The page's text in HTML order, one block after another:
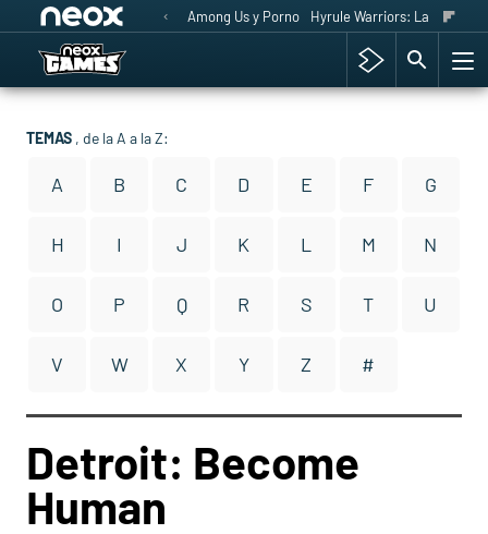
Among Us y Porno Hyrule Warriors: La Era del
TEMAS , de la A a la Z:
A B C D E F G
H I J K L M N
O P Q R S T U
V W X Y Z #
Detroit: Become
Human